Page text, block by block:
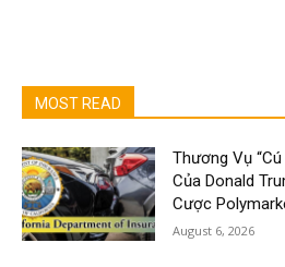
MOST READ
Thương Vụ
Của Donald
Cược
August 6, 2026